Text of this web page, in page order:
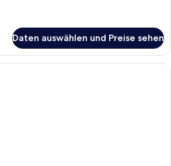
Daten auswählen und Preise sehen
Ein Hotelzimmer mit einem Bett,